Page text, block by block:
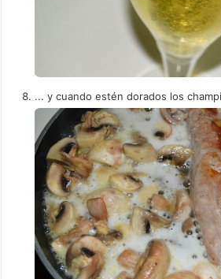
... y cuando estén dorados los